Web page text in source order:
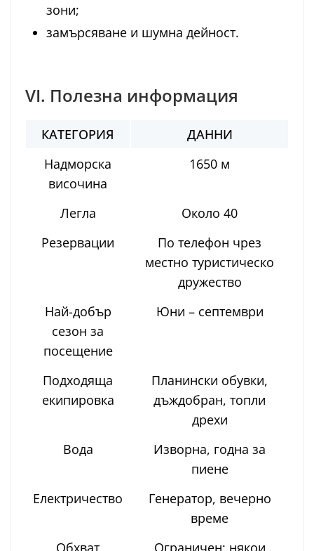
зони;
замърсяване и шумна дейност.
VI. Полезна информация
КАТЕГОРИЯ
ДАННИ
Надморска
височина
1650 м
Легла
Около 40
Резервации
По телефон чрез
местно туристическо
дружество
Най-добър
сезон за
посещение
Юни – септември
Подходяща
екипировка
Планински обувки,
дъждобран, топли
дрехи
Вода
Изворна, годна за
пиене
Електричество
Генератор, вечерно
време